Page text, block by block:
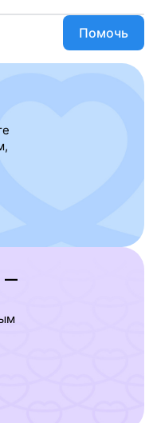
Помочь
—